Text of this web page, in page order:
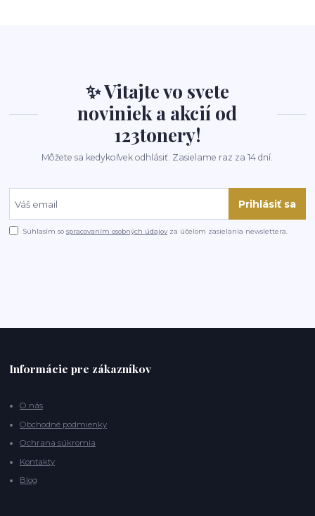
✨ Vitajte vo svete
noviniek a akcií od
123tonery!
Môžete sa kedykoľvek odhlásiť. Zasielame raz za 14 dní.
Prihlásiť sa
Súhlasím sospracovaním osobných údajov za účelom zasielania newslettera.
Informácie pre zákazníkov
O nás
Obchodné podmienky
Ochrana súkromia
Kontakty
Blog